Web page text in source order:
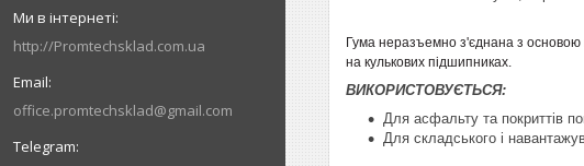
http://Promtechsklad.com.ua
office.promtechsklad@gmail.com
Гума неразъемно з'єднана з основою
на кулькових підшипниках.
ВИКОРИСТОВУЄТЬСЯ:
Для асфальту та покриттів
Для складського і